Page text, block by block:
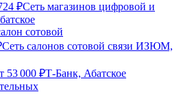
₽Сеть магазинов цифровой и
сотовой
Сеть салонов сотовой связи ИЗЮМ,
53 000 ₽Т-Банк, Абатское